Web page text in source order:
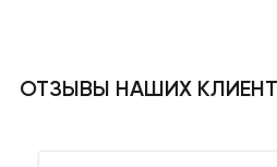
ОТЗЫВЫ НАШИХ